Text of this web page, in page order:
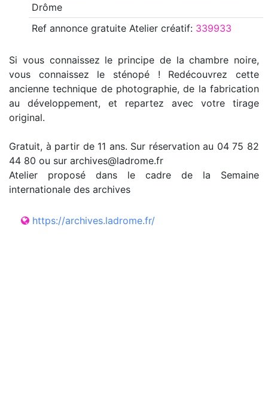
Drôme
Ref annoncegratuite Atelier créatif: 339933
Si vous connaissez le principe de la chambre noire,
vous connaissez le sténopé ! Redécouvrez cette
ancienne technique de photographie, de la fabrication
au développement, et repartez avec votre tirage
original.
Gratuit, à partir de 11 ans. Sur réservation au 04 75 82
44 80 ou sur archives@ladrome.fr
Atelier proposé dans le cadre de la Semaine
internationale des archives
https://archives.ladrome.fr/